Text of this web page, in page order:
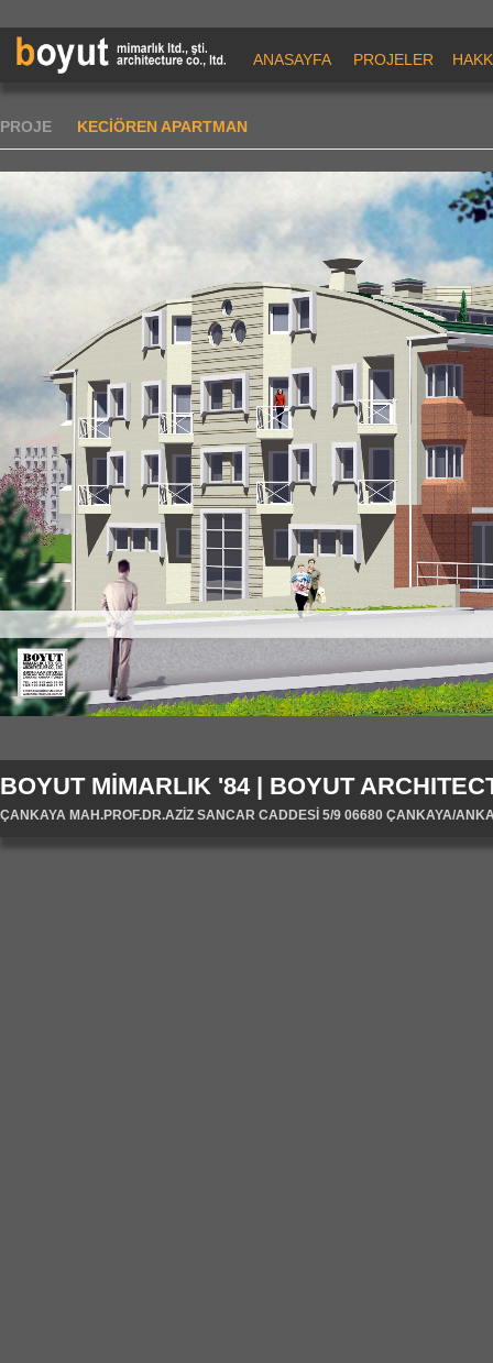
ANASAYFA PROJELER
PROJE KECİÖREN APARTMAN
BOYUT MİMARLIK '84 | BOYUT
ÇANKAYA MAH.PROF.DR.AZİZ SANCAR CADDESİ 5/9 06680 ÇANKAYA/